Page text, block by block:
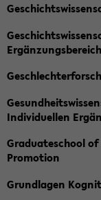
Individuellen
Graduateschool
Promotion
Grundlagen